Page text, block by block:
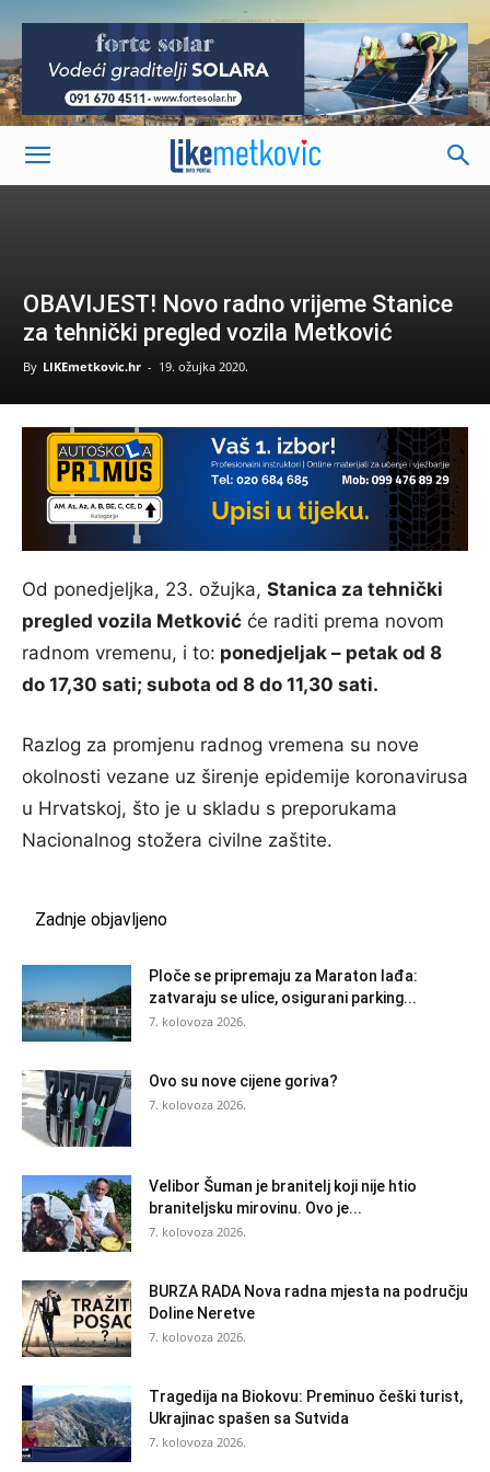
-
OBAVIJEST! Novo radno vrijeme Stanice
za tehnički pregled vozila Metković
By LIKEmetkovic.hr - 19. ožujka 2020.
Od ponedjeljka, 23. ožujka, Stanica za tehnički
pregled vozila Metković će raditi prema novom
radnom vremenu, i to: ponedjeljak – petak od 8
do 17,30 sati; subota od 8 do 11,30 sati.
Razlog za promjenu radnog vremena su nove
okolnosti vezane uz širenje epidemije koronavirusa
u Hrvatskoj, što je u skladu s preporukama
Nacionalnog stožera civilne zaštite.
Zadnje objavljeno
Ploče se pripremaju za Maraton lađa:
zatvaraju se ulice, osigurani parking...
7. kolovoza 2026.
Ovo su nove cijene goriva?
7. kolovoza 2026.
Velibor Šuman je branitelj koji nije htio
braniteljsku mirovinu. Ovo je...
7. kolovoza 2026.
BURZA RADA Nova radna mjesta na području
Doline Neretve
7. kolovoza 2026.
Tragedija na Biokovu: Preminuo češki turist,
Ukrajinac spašen sa Sutvida
7. kolovoza 2026.